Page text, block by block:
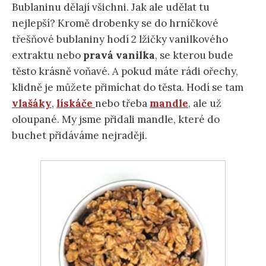
Bublaninu dělají všichni. Jak ale udělat tu
nejlepší? Kromě drobenky se do hrníčkové
třešňové bublaniny hodí 2 lžičky vanilkového
extraktu nebo pravá vanilka, se kterou bude
těsto krásně voňavé. A pokud máte rádi ořechy,
klidně je můžete přimíchat do těsta. Hodí se tam
vlašáky, lískáče nebo třeba mandle, ale už
oloupané. My jsme přidali mandle, které do
buchet přidáváme nejraději.